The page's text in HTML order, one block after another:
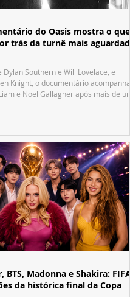
do Oasis mostra o que
trás da turnê mais aguardada
Dylan Southern e Will Lovelace, e
Knight, o documentário acompanha
e Noel Gallagher após mais de
BTS, Madonna e Shakira: FIFA
da histórica final da Copa